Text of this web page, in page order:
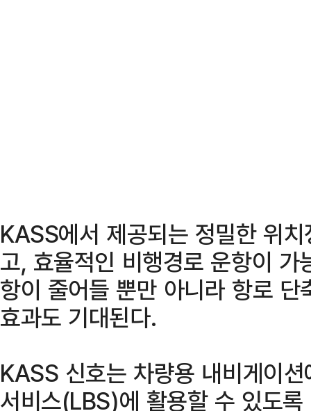
KASS에서 제공되는 정밀한 위
고, 효율적인 비행경로 운항이 가
항이 줄어들 뿐만 아니라 항로
효과도 기대된다.
KASS 신호는 차량용 내비게이
서비스(LBS)에 활용할 수 있도